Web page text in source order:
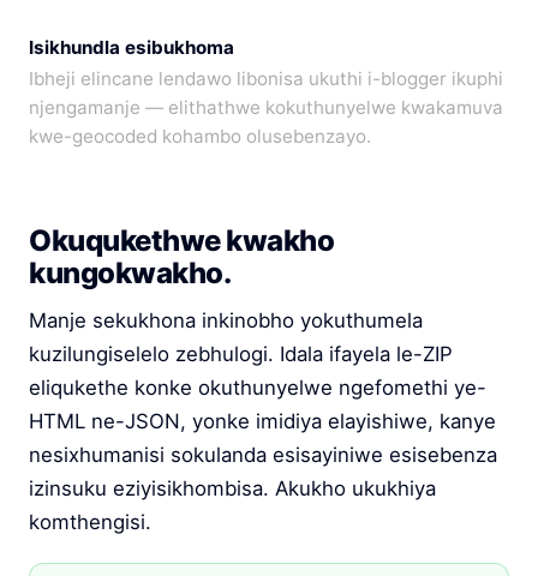
Isikhundla esibukhoma
Ibheji elincane lendawo libonisa ukuthi i-blogger ikuphi
njengamanje — elithathwe kokuthunyelwe kwakamuva
kwe-geocoded kohambo olusebenzayo.
Okuqukethwe kwakho
kungokwakho.
Manje sekukhona inkinobho yokuthumela
kuzilungiselelo zebhulogi. Idala ifayela le-ZIP
eliqukethe konke okuthunyelwe ngefomethi ye-
HTML ne-JSON, yonke imidiya elayishiwe, kanye
nesixhumanisi sokulanda esisayiniwe esisebenza
izinsuku eziyisikhombisa. Akukho ukukhiya
komthengisi.